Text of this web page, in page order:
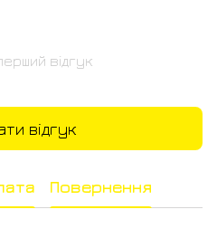
відгук
відгук
Повернення